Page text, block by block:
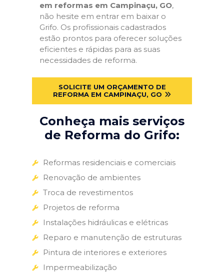
em reformas em Campinaçu, GO,
não hesite em entrar em baixar o
Grifo. Os profissionais cadastrados
estão prontos para oferecer soluções
eficientes e rápidas para as suas
necessidades de reforma.
SOLICITE UM ORÇAMENTO DE
REFORMA EM CAMPINAÇU, GO
Conheça mais serviços
de Reforma do Grifo:
Reformas residenciais e comerciais
Renovação de ambientes
Troca de revestimentos
Projetos de reforma
Instalações hidráulicas e elétricas
Reparo e manutenção de estruturas
Pintura de interiores e exteriores
Impermeabilização